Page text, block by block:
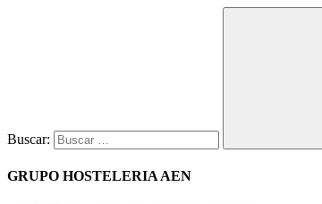
Buscar:
GRUPO HOSTELERIA AEN